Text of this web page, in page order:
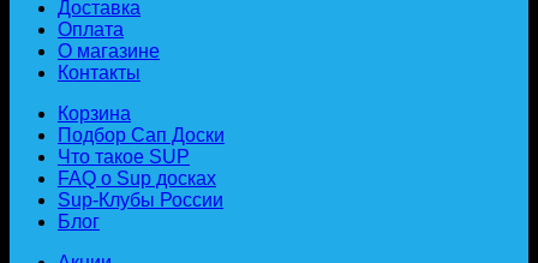
Доставка
Оплата
О магазине
Контакты
Корзина
Подбор Сап Доски
Что такое SUP
FAQ о Sup досках
Sup-Клубы России
Блог